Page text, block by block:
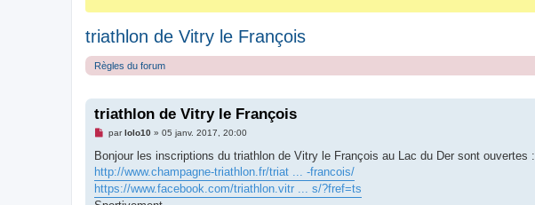
triathlon de Vitry le François
Règles du forum
triathlon de Vitry le François
M
s
a
g
e
parlolo10» 05 janv. 2017, 20:00
Bonjour les inscriptions du triathlon de Vitry le François au Lac du Der sont ouvertes :
http://www.champagne-triathlon.fr/triat ... -francois/
https://www.facebook.com/triathlon.vitr ... s/?fref=ts